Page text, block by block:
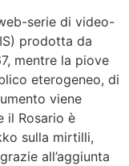
serie di video-
prodotta da
mentre la piove
eterogeneo, di
viene
il Rosario è
sulla mirtilli,
all’aggiunta